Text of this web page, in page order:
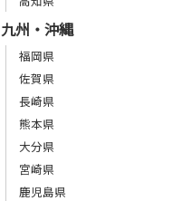
九州・沖縄
福岡県
佐賀県
長崎県
熊本県
大分県
宮崎県
鹿児島県